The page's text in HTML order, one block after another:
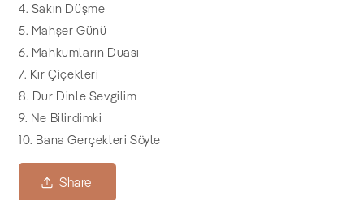
4. Sakın Düşme
5. Mahşer Günü
6. Mahkumların Duası
7. Kır Çiçekleri
8. Dur Dinle Sevgilim
9. Ne Bilirdimki
10. Bana Gerçekleri Söyle
Share